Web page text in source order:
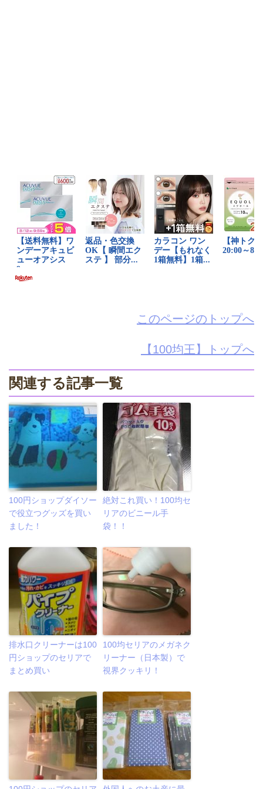
このページのトップへ
【100均王】トップへ
関連する記事一覧
100円ショップダイソー
で役立つグッズを買い
ました！
絶対これ買い！100均セ
リアのビニール手
袋！！
排水口クリーナーは100
円ショップのセリアで
まとめ買い
100均セリアのメガネク
リーナー（日本製）で
視界クッキリ！